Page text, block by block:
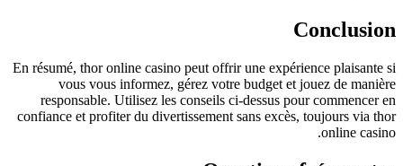
Conclusion
En résumé, thor online casino peut offrir une expérience plaisante si
vous vous informez, gérez votre budget et jouez de manière
responsable. Utilisez les conseils ci-dessus pour commencer en
confiance et profiter du divertissement sans excès, toujours via thor
online casino.